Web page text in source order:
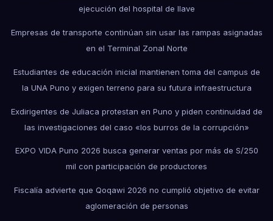
ejecución del hospital de Ilave
Empresas de transporte continúan sin usar las rampas asignadas
en el Terminal Zonal Norte
Estudiantes de educación inicial mantienen toma del campus de
la UNA Puno y exigen terreno para su futura infraestructura
Exdirigentes de Juliaca protestan en Puno y piden continuidad de
las investigaciones del caso «los burros de la corrupción»
EXPO VIDA Puno 2026 busca generar ventas por más de S/250
mil con participación de productores
Fiscalía advierte que Qoqawi 2026 no cumplió objetivo de evitar
aglomeración de personas